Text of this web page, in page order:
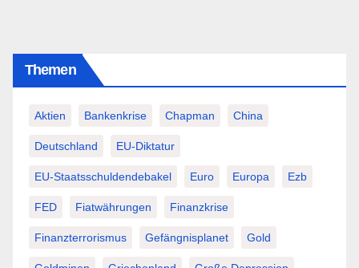
Themen
Aktien Bankenkrise Chapman China
Deutschland EU-Diktatur
EU-Staatsschuldendebakel Euro Europa Ezb
FED Fiatwährungen Finanzkrise
Finanzterrorismus Gefängnisplanet Gold